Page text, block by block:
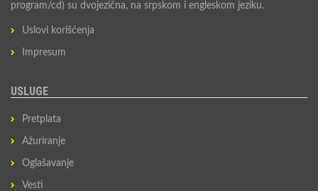
program/cd) su dvojezična, na srpskom i engleskom jeziku.
Uslovi korišćenja
Impresum
USLUGE
Pretplata
Ažuriranje
Oglašavanje
Vesti